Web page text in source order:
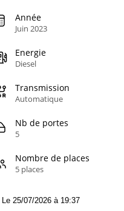
Année
Juin 2023
Energie
Diesel
Transmission
Automatique
Nb de portes
5
Nombre de places
5 places
25/07/2026 à 19:37